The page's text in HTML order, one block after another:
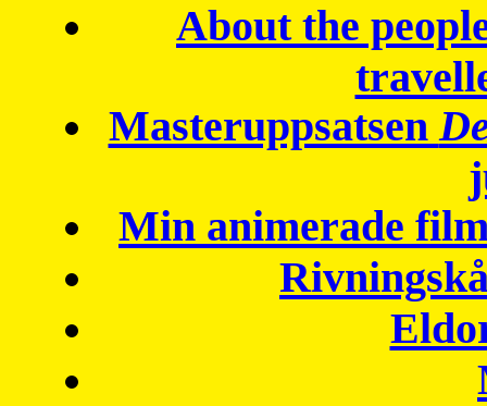
About the
Masteruppsatsen
Min animerade